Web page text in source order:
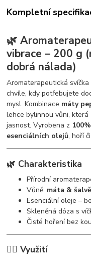
Kompletní
🌿
vibrace – 200 g
dobrá nálada)
Aromaterapeutická svíčka
chvíle, kdy potřebujete
mysl. Kombinace máty
lehce bylinnou vůni,
jasnost. Vyrobena z
esenciálních olejů, hoří
🌿 Charakteristika
Přírodní
Vůně: máta &
Esenciální oleje –
Skleněná dóza s
Čisté hoření bez
🧘‍♀️ Využití